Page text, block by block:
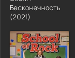
Бесконечность
(2021)